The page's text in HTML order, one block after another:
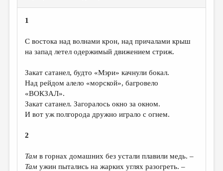
ЛИТСАЛОН
НОВОСТИ
ПРАВИЛА САЙТА
ИЗБРАННОЕ
ДАЙДЖЕСТ
ПРОИЗВЕДЕНИЯ
ПЕРЕВОДЫ
ДЕТСКАЯ КОМНАТА
1
С востока над волнами крон, над причалами крыш
на запад летел одержимый движением стриж.
Закат сатанел, будто «Мэри» качнули бокал.
Над рейдом алело «морской», багровело
«ВОКЗАЛ».
Закат сатанел. Загоралось окно за окном.
И вот уж полгорода дружно играло с огнем.
2
Там в горнах домашних без устали плавили медь. –
Там ужин пытались на жарких углях разогреть. –